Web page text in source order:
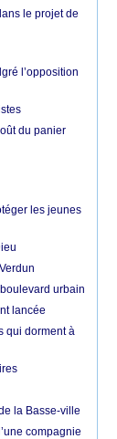
le projet de
l’opposition
du panier
les jeunes
urbain
lancée
qui dorment à
la Basse-ville
compagnie